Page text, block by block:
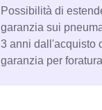
Possibilità di
garanzia sui
3 anni dall'acquisto
garanzia per